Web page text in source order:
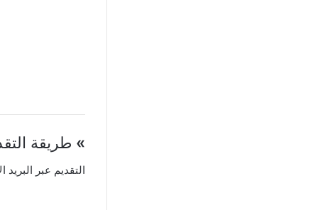
» طريقة
التقديم عبر البريد